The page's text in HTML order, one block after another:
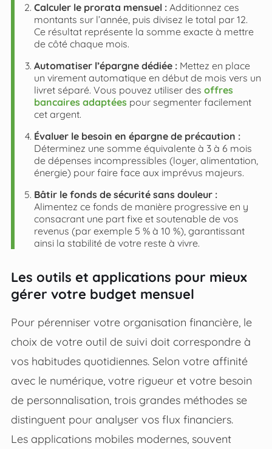
Calculer le prorata mensuel :Additionnez ces
montants sur l’année, puis divisez le total par 12.
Ce résultat représente la somme exacte à mettre
de côté chaque mois.
Automatiser l’épargne dédiée :Mettez en place
un virement automatique en début de mois vers un
livret séparé. Vous pouvez utiliser des offres
bancaires adaptées pour segmenter facilement
cet argent.
Évaluer le besoin en épargne de précaution :
Déterminez une somme équivalente à 3 à 6 mois
de dépenses incompressibles (loyer, alimentation,
énergie) pour faire face aux imprévus majeurs.
Bâtir le fonds de sécurité sans douleur :
Alimentez ce fonds de manière progressive en y
consacrant une part fixe et soutenable de vos
revenus (par exemple 5 % à 10 %), garantissant
ainsi la stabilité de votre reste à vivre.
Les outils et applications pour mieux
gérer votre budget mensuel
Pour pérenniser votre organisation financière, le
choix de votre outil de suivi doit correspondre à
vos habitudes quotidiennes. Selon votre affinité
avec le numérique, votre rigueur et votre besoin
de personnalisation, trois grandes méthodes se
distinguent pour analyser vos flux financiers.
Les applications mobiles modernes, souvent